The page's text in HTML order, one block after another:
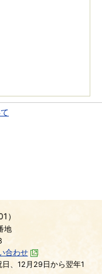
）
地
合わせ
、12月29日から翌年1